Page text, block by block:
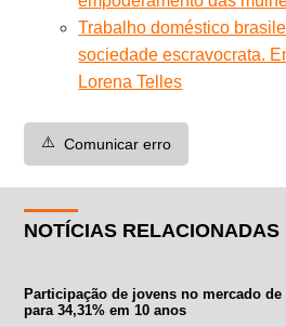
Trabalho doméstico
sociedade escravocrata.
Lorena Telles
⚠️ Comunicar erro
NOTÍCIAS RELACIONADAS
Participação de jovens no mercado de
para 34,31% em 10 anos